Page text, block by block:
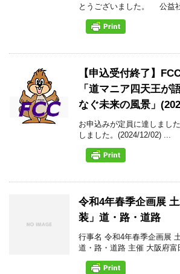
とうございました。 公益
【申込受付終了】
「道マニア四天王が
なぐ未来の風景」
お申込みが定員に達しまし
しました。(2024/12/02) ...
令和4年春季企画展
装」道・路・道路
行事名 令和4年春季企画展
道・路・道路 主催 大阪府富